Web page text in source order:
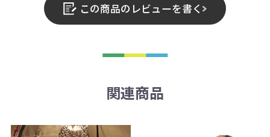
この商品のレビューを書く
関連商品